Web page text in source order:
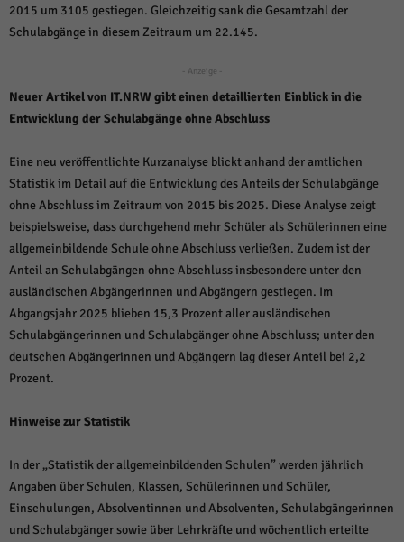
2015 um 3105 gestiegen. Gleichzeitig sank die Gesamtzahl der
Schulabgänge in diesem Zeitraum um 22.145.
- Anzeige -
Neuer Artikel von IT.NRW gibt einen detaillierten Einblick in die
Entwicklung der Schulabgänge ohne Abschluss
Eine neu veröffentlichte Kurzanalyse blickt anhand der amtlichen
Statistik im Detail auf die Entwicklung des Anteils der Schulabgänge
ohne Abschluss im Zeitraum von 2015 bis 2025. Diese Analyse zeigt
beispielsweise, dass durchgehend mehr Schüler als Schülerinnen eine
allgemeinbildende Schule ohne Abschluss verließen. Zudem ist der
Anteil an Schulabgängen ohne Abschluss insbesondere unter den
ausländischen Abgängerinnen und Abgängern gestiegen. Im
Abgangsjahr 2025 blieben 15,3 Prozent aller ausländischen
Schulabgängerinnen und Schulabgänger ohne Abschluss; unter den
deutschen Abgängerinnen und Abgängern lag dieser Anteil bei 2,2
Prozent.
Hinweise zur Statistik
In der „Statistik der allgemeinbildenden Schulen” werden jährlich
Angaben über Schulen, Klassen, Schülerinnen und Schüler,
Einschulungen, Absolventinnen und Absolventen, Schulabgängerinnen
und Schulabgänger sowie über Lehrkräfte und wöchentlich erteilte
Inhalte von Videoplattformen und Social-Media-Plattformen werden
standardmäßig blockiert. Wenn Cookies von externen Medien akzeptiert
werden, bedarf der Zugriff auf diese Inhalte keiner manuellen Einwilligung
Cookie-Informationen anzeigen